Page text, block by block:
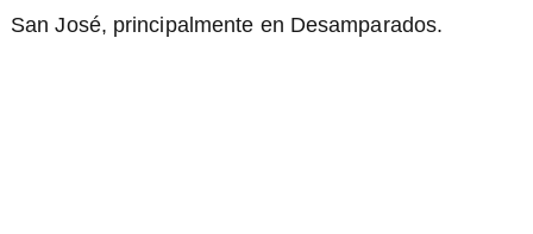
San José, principalmente en Desamparados.